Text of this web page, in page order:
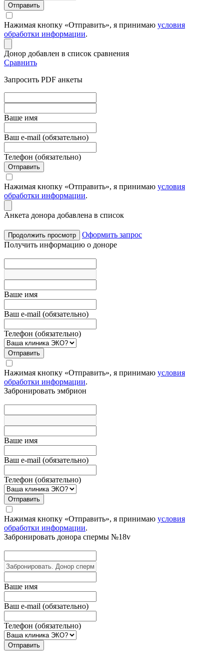
Отправить
Нажимая кнопку «Отправить», я принимаю условия
обработки информации.
Донор добавлен в список сравнения
Сравнить
Запросить PDF анкеты
Вашe имя
Ваш e-mail (обязательно)
Телефон (обязательно)
Отправить
Нажимая кнопку «Отправить», я принимаю условия
обработки информации.
Анкета донора добавлена в список
Продолжить просмотр
Оформить запрос
Получить информацию о доноре
Вашe имя
Ваш e-mail (обязательно)
Телефон (обязательно)
Отправить
Нажимая кнопку «Отправить», я принимаю условия
обработки информации.
Забронировать эмбрион
Вашe имя
Ваш e-mail (обязательно)
Телефон (обязательно)
Отправить
Нажимая кнопку «Отправить», я принимаю условия
обработки информации.
Забронировать донора спермы №18v
Вашe имя
Ваш e-mail (обязательно)
Телефон (обязательно)
Отправить